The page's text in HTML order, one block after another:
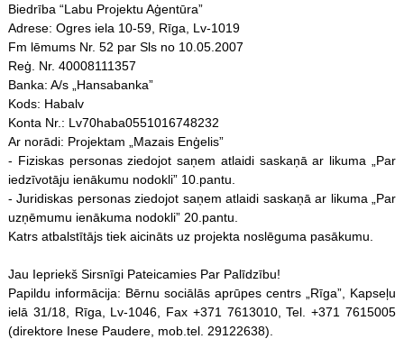
Biedrība “Labu Projektu Aģentūra”
Adrese: Ogres iela 10-59, Rīga, Lv-1019
Fm lēmums Nr. 52 par Sls no 10.05.2007
Reģ. Nr. 40008111357
Banka: A/s „Hansabanka”
Kods: Habalv
Konta Nr.: Lv70haba0551016748232
Ar norādi: Projektam „Mazais Enģelis”
- Fiziskas personas ziedojot saņem atlaidi saskaņā ar likuma „Par
iedzīvotāju ienākumu nodokli” 10.pantu.
- Juridiskas personas ziedojot saņem atlaidi saskaņā ar likuma „Par
uzņēmumu ienākuma nodokli” 20.pantu.
Katrs atbalstītājs tiek aicināts uz projekta noslēguma pasākumu.
Jau Iepriekš Sirsnīgi Pateicamies Par Palīdzību!
Papildu informācija: Bērnu sociālās aprūpes centrs „Rīga”, Kapseļu
ielā 31/18, Rīga, Lv-1046, Fax +371 7613010, Tel. +371 7615005
(direktore Inese Paudere, mob.tel. 29122638).